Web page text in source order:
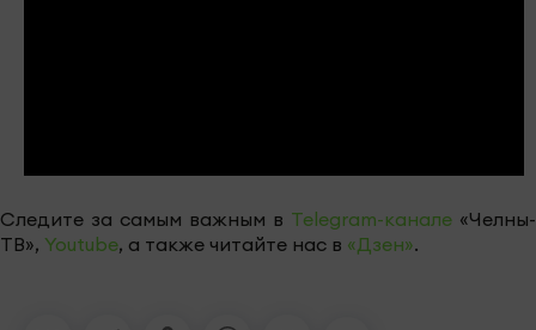
Следите за самым важным в Telegram-канале «Челны-
ТВ», Youtube, а также читайте нас в «Дзен».